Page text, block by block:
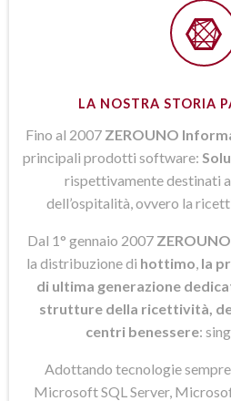
LA NOSTRA STORIA
Fino al 2007 ZEROUNO
principali prodotti software:
rispettivamente destinati
dell’ospitalità, ovvero la
Dal 1° gennaio 2007
la distribuzione di hottimo la
di ultima generazione
strutture della ricettività,
centri benessere:
Adottando tecnologie sempre
Microsoft SQL Server,